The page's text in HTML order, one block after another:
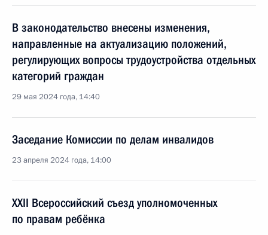
В законодательство внесены изменения,
направленные на актуализацию положений,
регулирующих вопросы трудоустройства отдельных
категорий граждан
29 мая 2024 года, 14:40
Заседание Комиссии по делам инвалидов
23 апреля 2024 года, 14:00
XXII Всероссийский съезд уполномоченных
по правам ребёнка